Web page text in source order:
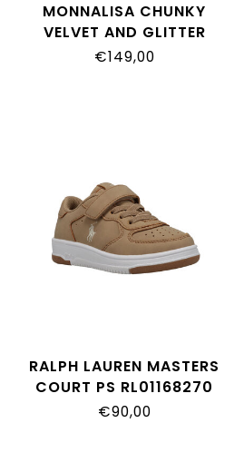
MONNALISA CHUNKY
VELVET AND GLITTER
8CH006_8773_0006
€149,00
RALPH LAUREN MASTERS
COURT PS RL01168270
€90,00